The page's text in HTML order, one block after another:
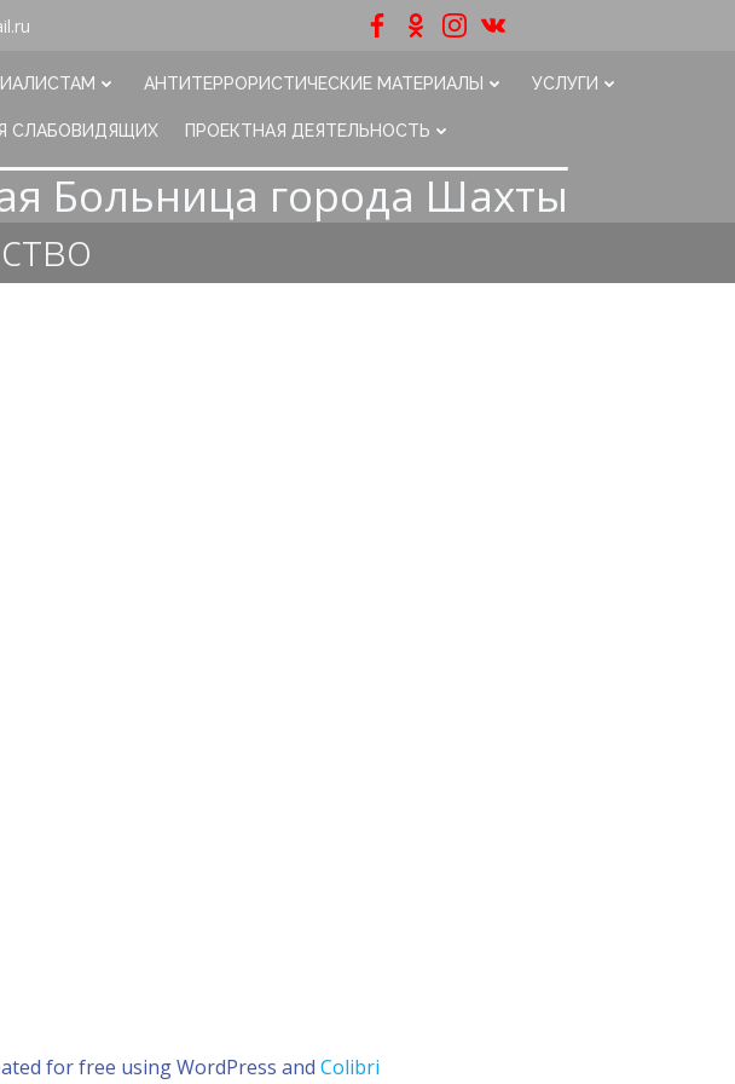
АНТИТЕРРОРИСТИЧЕСКИЕ МАТЕРИАЛЫ УСЛУГИ
СЛАБОВИДЯЩИХ ПРОЕКТНАЯ ДЕЯТЕЛЬНОСТЬ
Больница города Шахты
for free using WordPress and Colibri